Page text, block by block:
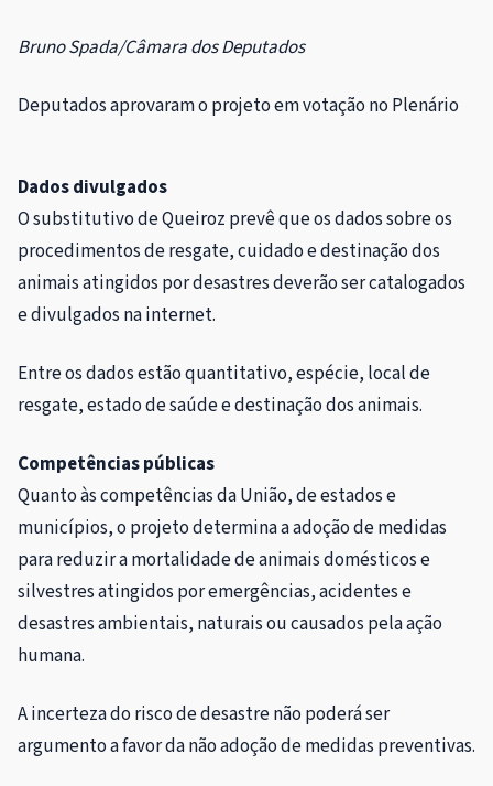
Bruno Spada/Câmara dos Deputados
Deputados aprovaram o projeto em votação no Plenário
Dados divulgados
Osubstitutivode Queiroz prevê que os dados sobre os
procedimentos de resgate, cuidado e destinação dos
animais atingidos por desastres deverão ser catalogados
e divulgados na internet.
Entre os dados estão quantitativo, espécie, local de
resgate, estado de saúde e destinação dos animais.
Competências públicas
Quanto às competências da União, de estados e
municípios, o projeto determina a adoção de medidas
para reduzir a mortalidade de animais domésticos e
silvestres atingidos por emergências, acidentes e
desastres ambientais, naturais ou causados pela ação
humana.
A incerteza do risco de desastre não poderá ser
argumento a favor da não adoção de medidas preventivas.